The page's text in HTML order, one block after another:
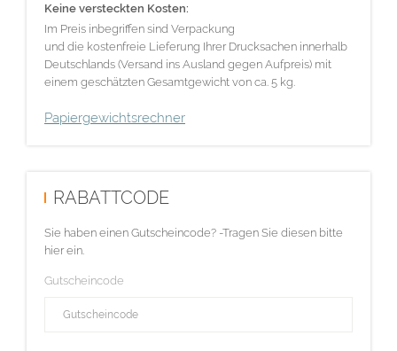
Keine versteckten Kosten:
Im Preis inbegriffen sind Verpackung
und die kostenfreie Lieferung Ihrer Drucksachen innerhalb
Deutschlands (Versand ins Ausland gegen Aufpreis) mit
einem geschätzten Gesamtgewicht von ca. 5 kg.
Papiergewichtsrechner
RABATTCODE
Sie haben einen Gutscheincode? -Tragen Sie diesen bitte
hier ein.
Gutscheincode